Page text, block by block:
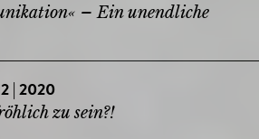
– Ein unendliche
| 2020
zu sein?!